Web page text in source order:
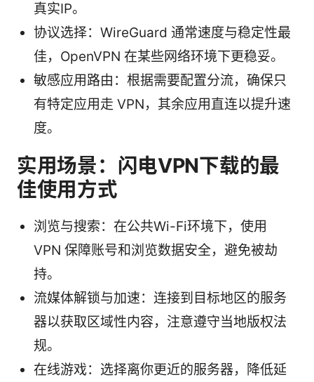
真实IP。
协议选择：WireGuard 通常速度与稳定性最
佳，OpenVPN 在某些网络环境下更稳妥。
敏感应用路由：根据需要配置分流，确保只
有特定应用走 VPN，其余应用直连以提升速
度。
实用场景：闪电VPN下载的最
佳使用方式
浏览与搜索：在公共Wi-Fi环境下，使用
VPN 保障账号和浏览数据安全，避免被劫
持。
流媒体解锁与加速：连接到目标地区的服务
器以获取区域性内容，注意遵守当地版权法
规。
在线游戏：选择离你更近的服务器，降低延